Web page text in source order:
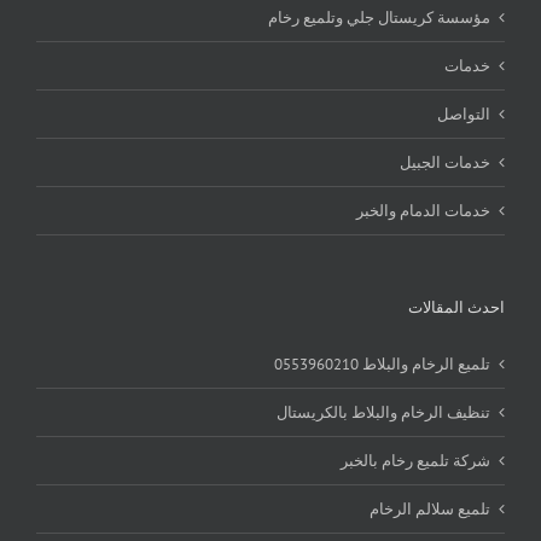
مؤسسة كريستال جلي وتلميع رخام
خدمات
التواصل
خدمات الجبيل
خدمات الدمام والخبر
احدث المقالات
تلميع الرخام والبلاط 0553960210
تنظيف الرخام والبلاط بالكريستال
شركة تلميع رخام بالخبر
تلميع سلالم الرخام